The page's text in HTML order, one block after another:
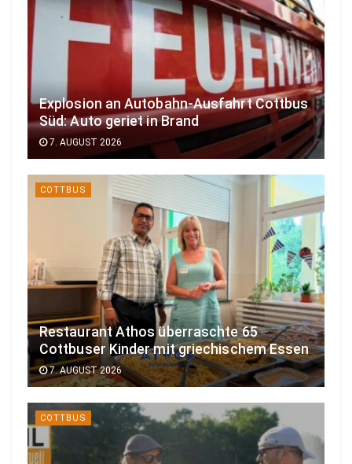
Explosion an Autobahn-Ausfahrt Cottbus
Süd: Auto geriet in Brand
7. AUGUST 2026
COTTBUS
Restaurant Athos überraschte 65
Cottbuser Kinder mit griechischem Essen
7. AUGUST 2026
COTTBUS